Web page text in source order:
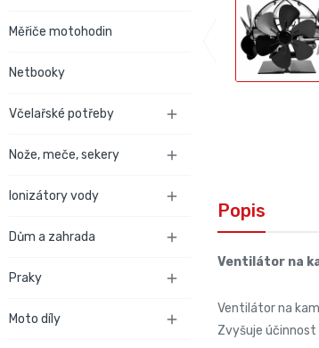
Měřiče motohodin
Netbooky
Včelařské potřeby 
Nože, meče, sekery 
Ionizátory vody 
Dům a zahrada 
Praky 
Moto díly 
Popis
Ventilátor na
Ventilátor na
Zvyšuje účinnost